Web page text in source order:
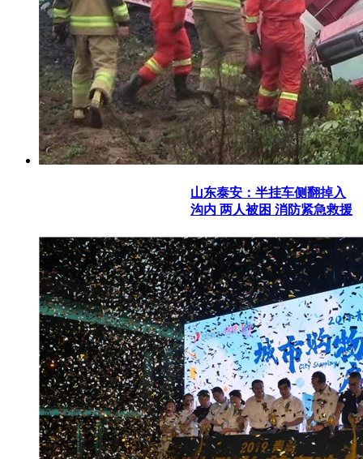
山东泰安：半挂车侧翻掉入
沟内 两人被困 消防紧急救援